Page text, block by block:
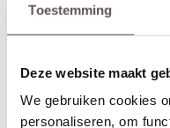
Toestemming
Deze website maakt
We gebruiken cookies
personaliseren, om
Stompe Svedex deuren
zijn altijd voorzien van
opdekuitvoering, in elke
afmeting. Het is voor